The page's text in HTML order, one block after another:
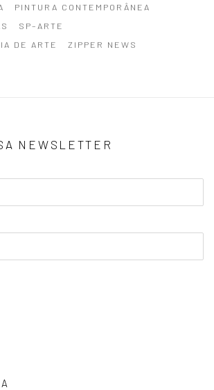
PINTURA CONTEMPORÂNEA
SP–ARTE
DE ARTE
ZIPPER NEWS
NEWSLETTER